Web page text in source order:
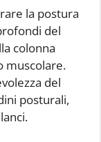
la postura
del
colonna
muscolare.
del
posturali,